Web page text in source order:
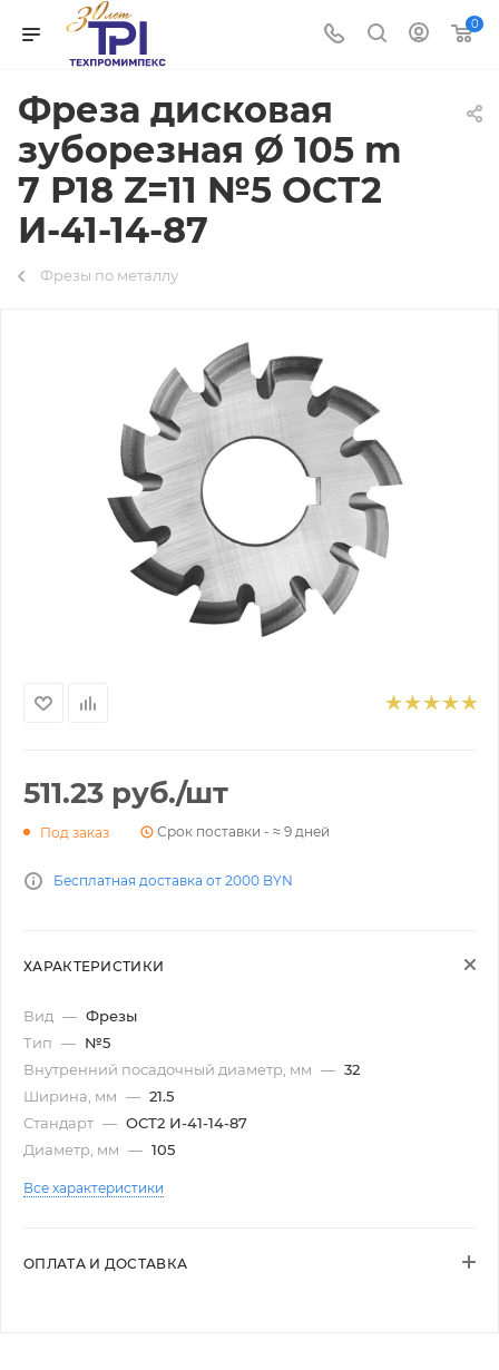
0
Фреза дисковая
зуборезная Ø 105 m
7 Р18 Z=11 №5 ОСТ2
И-41-14-87
Фрезы по металлу
511.23 руб./шт
Под заказ Срок поставки - ≈ 9 дней
Бесплатная доставка от 2000 BYN
ХАРАКТЕРИСТИКИ
Вид — Фрезы
Тип — №5
Внутренний посадочный диаметр, мм — 32
Ширина, мм — 21.5
Стандарт — ОСТ2 И-41-14-87
Диаметр, мм — 105
Все характеристики
ОПЛАТА И ДОСТАВКА